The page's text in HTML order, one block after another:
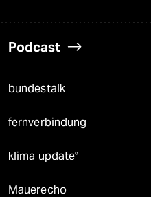
Podcast
bundestalk
fernverbindung
klima update°
Mauerecho